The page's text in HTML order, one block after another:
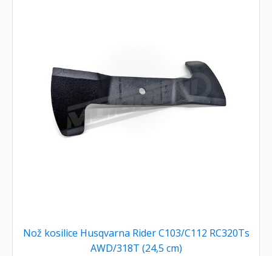
Nož kosilice Husqvarna Rider C103/C112 RC320Ts
AWD/318T (24,5 cm)